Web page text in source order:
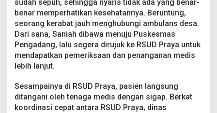
T
e
r
t
a
n
g
i
sudah sepuh, sehingga nyaris tidak ada yang benar-
benar memperhatikan kesehatannya. Beruntung,
seorang kerabat jauh menghubungi ambulans desa.
Dari sana, Saniah dibawa menuju Puskesmas
Pengadang, lalu segera dirujuk ke RSUD Praya untuk
mendapatkan pemeriksaan dan penanganan medis
lebih lanjut.
Sesampainya di RSUD Praya, pasien langsung
ditangani oleh tenaga medis dengan sigap. Berkat
koordinasi cepat antara RSUD Praya, dinas